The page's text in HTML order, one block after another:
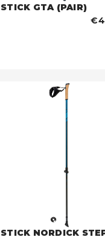
STICK GTA (PAIR)
STICK NORDICK